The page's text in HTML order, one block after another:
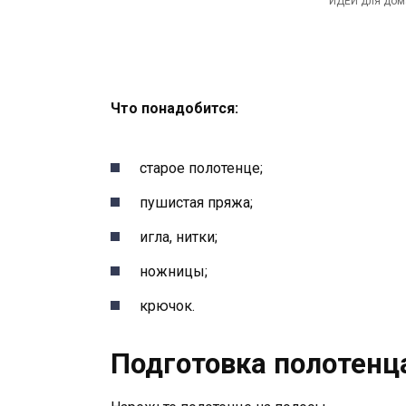
Что понадобится:
старое полотенце;
пушистая пряжа;
игла, нитки;
ножницы;
крючок.
Подготовка